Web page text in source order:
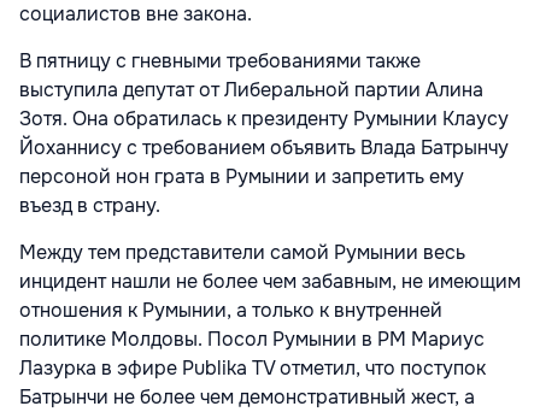
социалистов вне закона.
В пятницу с гневными требованиями также
выступила депутат от Либеральной партии Алина
Зотя. Она обратилась к президенту Румынии Клаусу
Йоханнису с требованием объявить Влада Батрынчу
персоной нон грата в Румынии и запретить ему
въезд в страну.
Между тем представители самой Румынии весь
инцидент нашли не более чем забавным, не имеющим
отношения к Румынии, а только к внутренней
политике Молдовы. Посол Румынии в РМ Мариус
Лазурка в эфире Publika TV отметил, что поступок
Батрынчи не более чем демонстративный жест, а